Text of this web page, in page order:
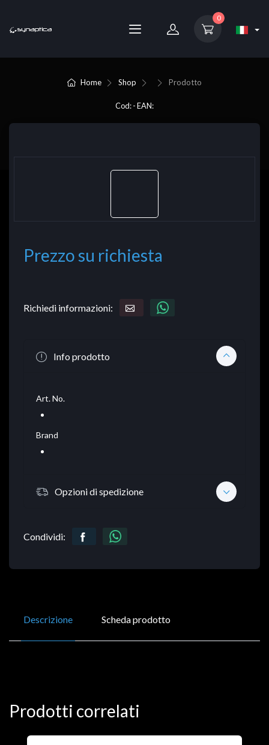
0
Home Shop Prodotto
Cod: - EAN:
Prezzo su richiesta
Richiedi informazioni:
Info prodotto
Art. No.
Brand
Opzioni di spedizione
Condividi:
Descrizione Scheda prodotto
Prodotti correlati